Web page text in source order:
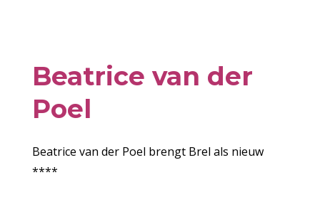
Beatrice van der
Poel
Beatrice van der Poel brengt Brel als nieuw
****